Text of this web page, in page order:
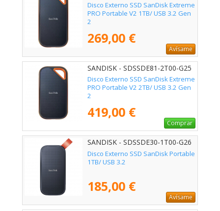
Disco Externo SSD SanDisk Extreme
PRO Portable V2 1TB/ USB 3.2 Gen
2
269,00 €
Avísame
SANDISK - SDSSDE81-2T00-G25
Disco Externo SSD SanDisk Extreme
PRO Portable V2 2TB/ USB 3.2 Gen
2
419,00 €
Comprar
SANDISK - SDSSDE30-1T00-G26
Disco Externo SSD SanDisk Portable
1TB/ USB 3.2
185,00 €
Avísame